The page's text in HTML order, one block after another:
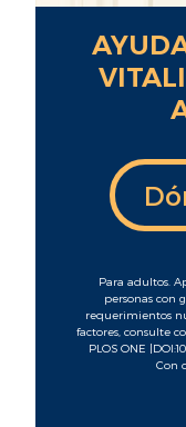
Para adultos.
personas con
requerimientos
factores, consulte
PLOS ONE
Con